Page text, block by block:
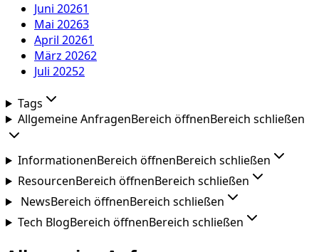
Juni 20261
Mai 20263
April 20261
März 20262
Juli 20252
Tags
Allgemeine AnfragenBereich öffnenBereich schließen
InformationenBereich öffnenBereich schließen
ResourcenBereich öffnenBereich schließen
NewsBereich öffnenBereich schließen
Tech BlogBereich öffnenBereich schließen